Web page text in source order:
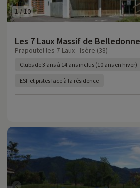
1/10
Les 7 Laux Massif de Belledonne
Prapoutel les 7-Laux - Isère (38)
Clubs de 3 ans à 14 ans inclus (10 ans en hiver)
ESF et pistes face à la résidence